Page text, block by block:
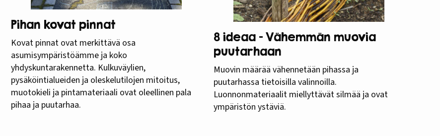
Pihan kovat pinnat
Kovat pinnat ovat merkittävä osa
asumisympäristöämme ja koko
yhdyskuntarakennetta. Kulkuväylien,
pysäköintialueiden ja oleskelutilojen mitoitus,
muotokieli ja pintamateriaali ovat oleellinen pala
pihaa ja puutarhaa.
8 ideaa – Vähemmän muovia
puutarhaan
Muovin määrää vähennetään pihassa ja
puutarhassa tietoisilla valinnoilla.
Luonnonmateriaalit miellyttävät silmää ja ovat
ympäristön ystäviä.